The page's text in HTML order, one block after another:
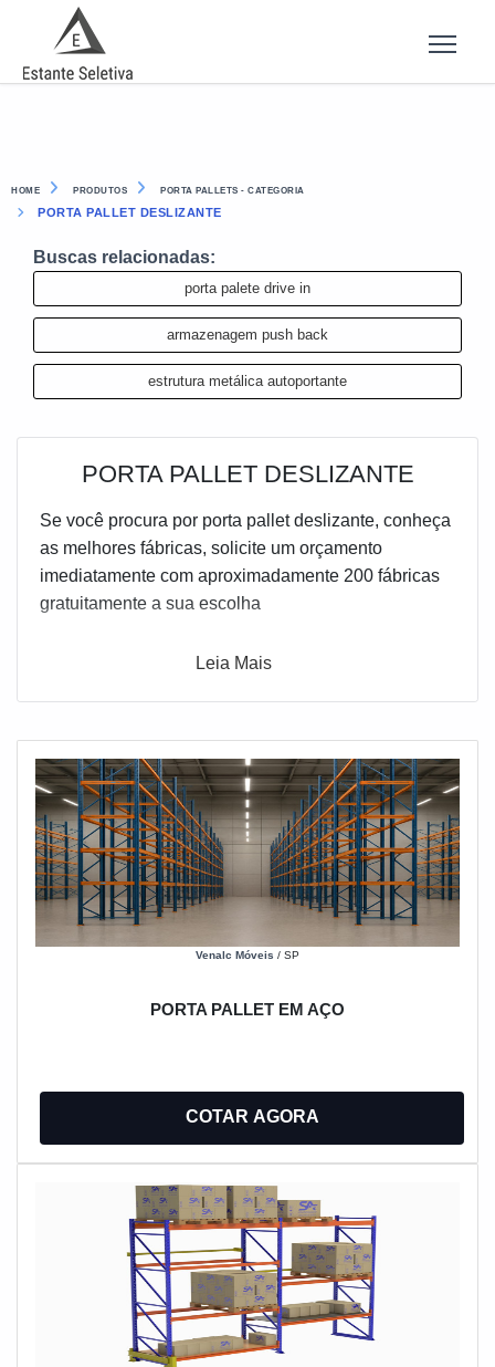
HOME PRODUTOS PORTA PALLETS - CATEGORIA
PORTA PALLET DESLIZANTE
Buscas relacionadas:
porta palete drive in
armazenagem push back
estrutura metálica autoportante
PORTA PALLET DESLIZANTE
Se você procura por porta pallet deslizante, conheça
as melhores fábricas, solicite um orçamento
imediatamente com aproximadamente 200 fábricas
gratuitamente a sua escolha
Leia Mais
Venalc Móveis / SP
PORTA PALLET EM AÇO
COTAR AGORA